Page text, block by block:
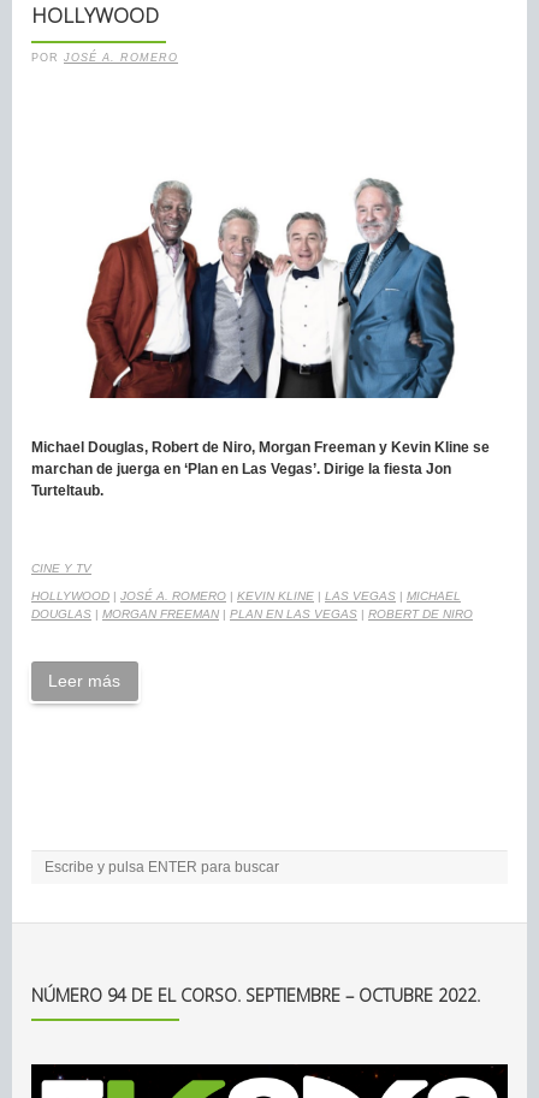
HOLLYWOOD
POR JOSÉ A. ROMERO
Michael Douglas, Robert de Niro, Morgan Freeman y Kevin Kline se
marchan de juerga en ‘Plan en Las Vegas’. Dirige la fiesta Jon
Turteltaub.
CINE Y TV
HOLLYWOOD | JOSÉ A. ROMERO | KEVIN KLINE | LAS VEGAS | MICHAEL
DOUGLAS | MORGAN FREEMAN | PLAN EN LAS VEGAS | ROBERT DE NIRO
Leer más
NÚMERO 94 DE EL CORSO. SEPTIEMBRE – OCTUBRE 2022.